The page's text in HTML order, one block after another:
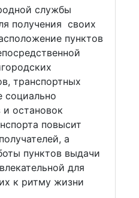
службы
получения своих
пунктов
транспортных
социально
остановок
повысит
а
пунктов выдачи
для
к ритму жизни